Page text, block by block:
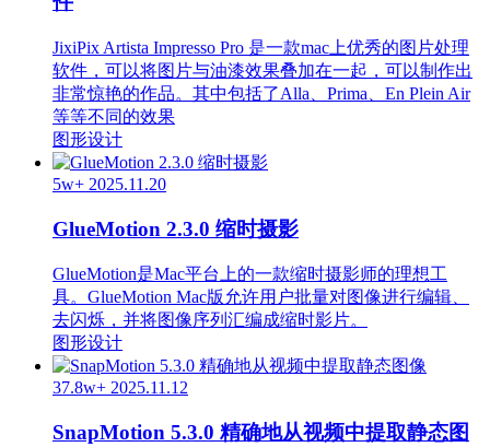
JixiPix Artista Impresso Pro 是一款mac上优秀的图片处理
软件，可以将图片与油漆效果叠加在一起，可以制作出
非常惊艳的作品。其中包括了Alla、Prima、En Plein Air
等等不同的效果
图形设计
5w+ 2025.11.20
GlueMotion 2.3.0 缩时摄影
GlueMotion是Mac平台上的一款缩时摄影师的理想工
具。GlueMotion Mac版允许用户批量对图像进行编辑、
去闪烁，并将图像序列汇编成缩时影片。
图形设计
37.8w+ 2025.11.12
SnapMotion 5.3.0 精确地从视频中提取静态图